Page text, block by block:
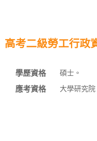
高考二級勞工行政
學歷資格 碩士。
應考資格 大學研究